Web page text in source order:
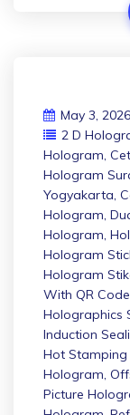
May 3, 2026
2 D
Hologram,
Hologram
Yogyakarta,
Hologram,
Hologram,
Hologram
Hologram
With QR Code
Holographics
Induction
Hot Stamping
Hologram,
Picture